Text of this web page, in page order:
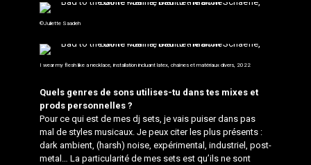
©Juliette Saadeh
I wear my flesh like a necklace, installation incluant latex, chaînes et matériaux divers, 2022
Quels genres de sons utilises-tu dans tes mixes et
prods personnelles ?
Pour ce qui est de mes dj sets, je vais puiser dans pas
mal de styles musicaux. Je peux citer les plus présents :
dark ambient, (harsh) noise, expérimental, industriel, post-
metal… La particularité de mes sets est qu’ils ne sont